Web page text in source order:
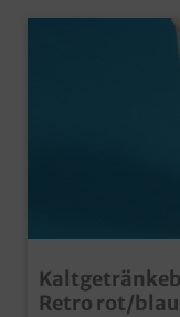
Retro rot/